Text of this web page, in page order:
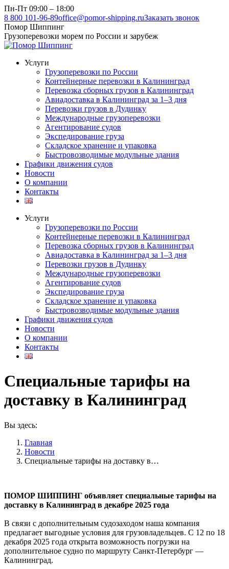
Перейти
к
содержанию
Пн-Пт 09:00 – 18:00
8 800 101-96-89office@pomor-shipping.ruЗаказать звонок
Помор Шиппинг
Грузоперевозки морем по России и зарубеж
Услуги
Грузоперевозки по России
Контейнерные перевозки в Калининград
Перевозка сборных грузов в Калининград
Авиадоставка в Калининград за 1–3 дня
Перевозки грузов в Дудинку
Международные грузоперевозки
Агентирование судов
Экспедирование груза
Складское хранение и упаковка
Быстровозводимые модульные здания
Графики движения судов
Новости
О компании
Контакты
Услуги
Грузоперевозки по России
Контейнерные перевозки в Калининград
Перевозка сборных грузов в Калининград
Авиадоставка в Калининград за 1–3 дня
Перевозки грузов в Дудинку
Международные грузоперевозки
Агентирование судов
Экспедирование груза
Складское хранение и упаковка
Быстровозводимые модульные здания
Графики движения судов
Новости
О компании
Контакты
Специальные тарифы на
доставку в Калининград
Вы здесь:
Главная
Новости
Специальные тарифы на доставку в…
ПОМОР ШИППИНГ объявляет специальные тарифы на
доставку в Калининград в декабре 2025 года
В связи с дополнительным судозаходом наша компания
предлагает выгодные условия для грузовладельцев. С 12 по 18
декабря 2025 года открыта возможность погрузки на
дополнительное судно по маршруту Санкт-Петербург —
Калининград.